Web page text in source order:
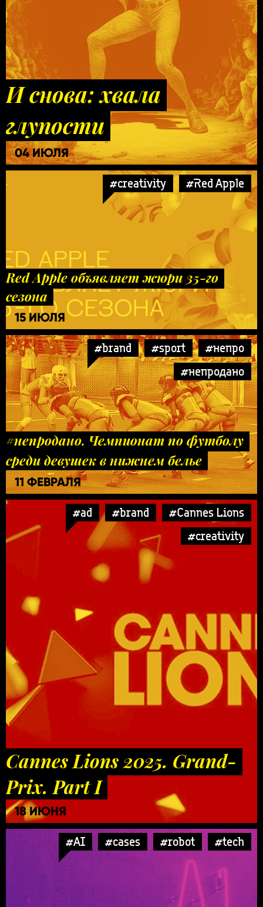
И снова: хвала
глупости
04 ИЮЛЯ
#creativity #Red Apple
Red Apple объявляет жюри 35-го
сезона
15 ИЮЛЯ
#brand #sport
#непро
#непродано
#непродано. Чемпионат по футболу
среди девушек в нижнем белье
11 ФЕВРАЛЯ
#ad #brand
#Cannes Lions
#creativity
Cannes Lions 2025. Grand-
Prix. Part I
18 ИЮНЯ
#AI #cases #robot #tech